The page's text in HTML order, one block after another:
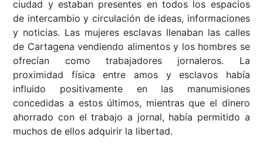
ciudad y estaban presentes en todos los espacios
de intercambio y circulación de ideas, informaciones
y noticias. Las mujeres esclavas llenaban las calles
de Cartagena vendiendo alimentos y los hombres se
ofrecían como trabajadores jornaleros. La
proximidad física entre amos y esclavos había
influido positivamente en las manumisiones
concedidas a estos últimos, mientras que el dinero
ahorrado con el trabajo a jornal, había permitido a
muchos de ellos adquirir la libertad.